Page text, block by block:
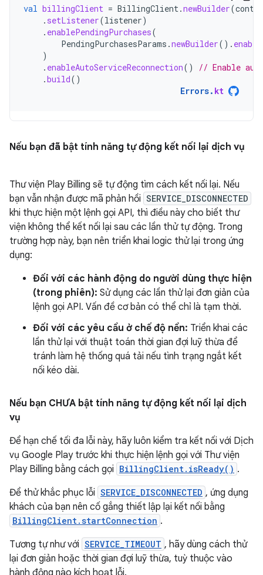
val billingClient = BillingClient.newBuilder(
. setListener(listener)
. enablePendingPurchases(
PendingPurchasesParams .newBuilder().
)
. enableAutoServiceReconnection()
// Enable
.build()
Errors. kt
Nếu bạn đã bật tính năng tự động kết nối lại dịch vụ
Thư viện Play Billing sẽ tự động tìm cách kết nối lại. Nếu
bạn vẫn nhận được mã phản hồi SERVICE_DISCONNECTED
khi thực hiện một lệnh gọi API, thì điều này cho biết thư
viện không thể kết nối lại sau các lần thử tự động. Trong
trường hợp này, bạn nên triển khai logic thử lại trong ứng
dụng:
Đối với các hành động do người dùng thực hiện
(trong phiên): Sử dụng các lần thử lại đơn giản của
lệnh gọi API. Vấn đề cơ bản có thể chỉ là tạm thời.
Đối với các yêu cầu ở chế độ nền: Triển khai các
lần thử lại với thuật toán thời gian đợi luỹ thừa để
tránh làm hệ thống quá tải nếu tình trạng ngắt kết
nối kéo dài.
Nếu bạn CHƯA bật tính năng tự động kết nối lại dịch
vụ
Để hạn chế tối đa lỗi này, hãy luôn kiểm tra kết nối với Dịch
vụ Google Play trước khi thực hiện lệnh gọi với Thư viện
Play Billing bằng cách gọi BillingClient.isReady() .
Để thử khắc phục lỗi SERVICE_DISCONNECTED , ứng dụng
khách của bạn nên cố gắng thiết lập lại kết nối bằng
BillingClient.startConnection .
Tương tự như với SERVICE_TIMEOUT , hãy dùng cách thử
lại đơn giản hoặc thời gian đợi luỹ thừa, tuỳ thuộc vào
hành động nào kích hoạt lỗi.